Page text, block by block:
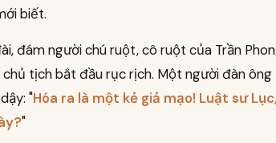
biết.
đám người chú ruột, cô ruột của Trần
tịch bắt đầu rục rịch. Một người đàn
"Hóa ra là một kẻ giả mạo! Luật sư
"